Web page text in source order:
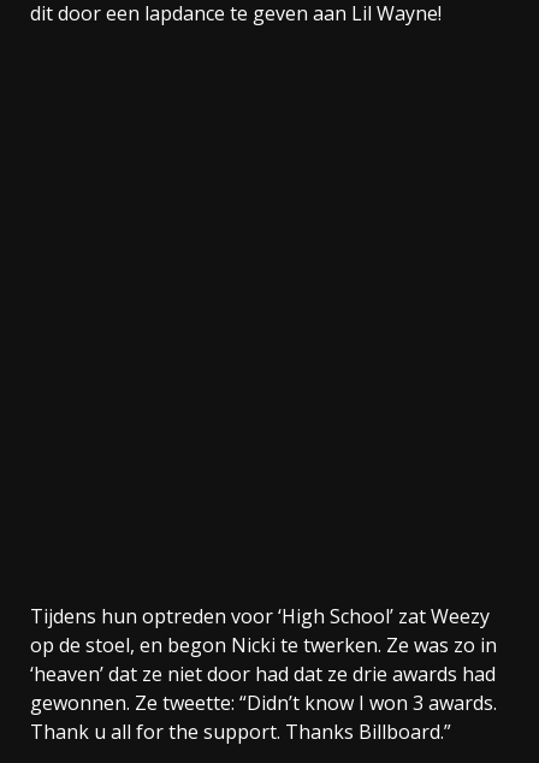
dit door een lapdance te geven aan Lil Wayne!
Tijdens hun optreden voor ‘High School’ zat Weezy
op de stoel, en begon Nicki te twerken. Ze was zo in
‘heaven’ dat ze niet door had dat ze drie awards had
gewonnen. Ze tweette: “Didn’t know I won 3 awards.
Thank u all for the support. Thanks Billboard.”